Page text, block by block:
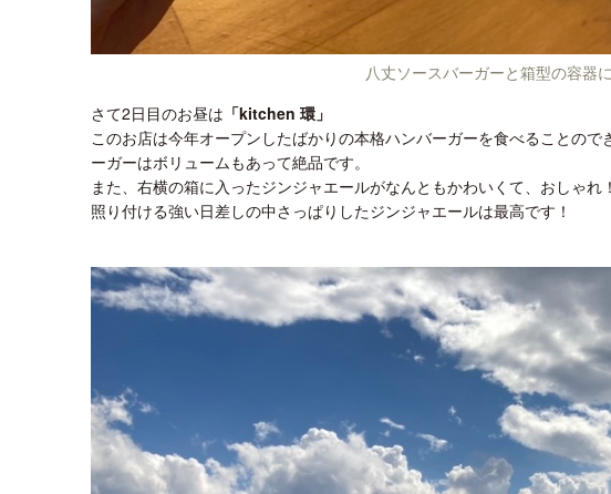
八丈ソースバーガーと箱型の容器
さて2日目のお昼は 「kitchen 環」
このお店は今年オープンしたばかりの本格ハンバーガーを食べることの
ーガーはボリュームもあって絶品です。
また、右横の箱に入ったジンジャエールがなんともかわいくて、おしゃれ！
照り付ける強い日差しの中さっぱりしたジンジャエールは最高です！